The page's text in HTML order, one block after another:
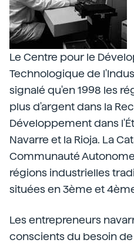
Le Centre pour le
Technologique de
signalé qu'en 1998 les
plus d'argent dans la
Développement dans
Navarre et la Rioja. La
Communauté
régions industrielles
situées en 3ème et
Les entrepreneurs
conscients du besoin